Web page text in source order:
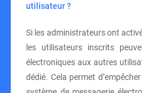
utilisateur ?
Si les administrateurs ont
les utilisateurs inscrits
électroniques aux autres
dédié. Cela permet